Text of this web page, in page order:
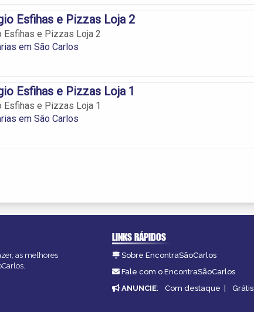
Esfihas e Pizzas Loja 2
Esfihas e Pizzas Loja 2
em São Carlos
Esfihas e Pizzas Loja 1
Esfihas e Pizzas Loja 1
em São Carlos
as melhores
LINKS RÁPIDOS
Sobre EncontraSãoCarlos
Fale com o EncontraSãoCarlos
ANUNCIE: Com destaque | Grátis